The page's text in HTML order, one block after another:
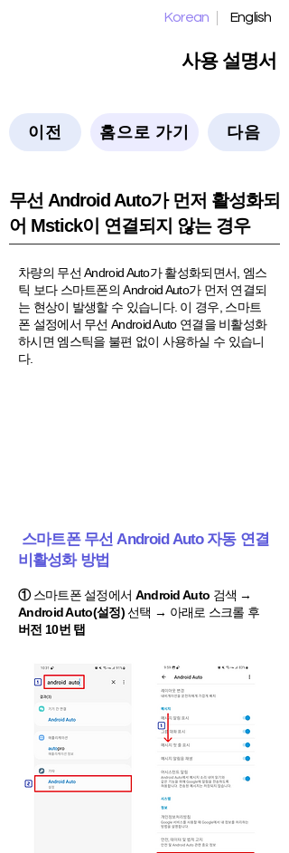
사용 설명서
Korean English
이전 홈으로 가기 다음
​무선 Android Auto가 먼저 활성화되
어 Mstick이 연결되지 않는 경우
차량의 무선 Android Auto가 활성화되면서, 엠스
틱 보다 스마트폰의 Android Auto가 먼저 연결되
는 현상이 발생할 수 있습니다. 이 경우, 스마트
폰 설정에서 무선 Android Auto 연결을 비활성화
하시면 엠스틱을 불편 없이 사용하실 수 있습니
다.
스마트폰 무선 Android Auto 자동 연결
비활성화 방법
①스마트폰 설정에서 Android Auto 검색 →
Android Auto(설정)선택 → 아래로 스크롤 후
버전 10번 탭